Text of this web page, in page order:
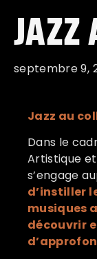
JAZZ
septembre 9,
Jazz au col
Dans le
Artistique et
s’engage
d’instiller
musiques
découvrir